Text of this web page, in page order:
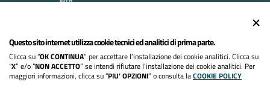
Informativa privacy
Dichiarazione di accessibilità
Questo sito internet utilizza cookie tecnici ed analitici di prima parte.
Clicca su “OK CONTINUA” per accettare l’installazione dei cookie analitici. Clicca su
“X” e/o “NON ACCETTO” se intendi rifiutare l’installazione dei cookie analitici. Per
maggiori informazioni, clicca su “PIU’ OPZIONI” o consulta laCOOKIE POLICY